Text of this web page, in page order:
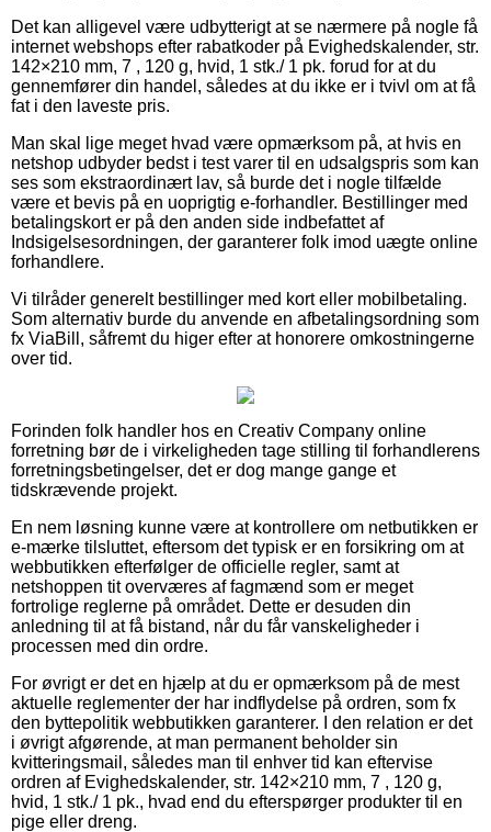
Det kan alligevel være udbytterigt at se nærmere på nogle få
internet webshops efter rabatkoder på Evighedskalender, str.
142×210 mm, 7 , 120 g, hvid, 1 stk./ 1 pk. forud for at du
gennemfører din handel, således at du ikke er i tvivl om at få
fat i den laveste pris.
Man skal lige meget hvad være opmærksom på, at hvis en
netshop udbyder bedst i test varer til en udsalgspris som kan
ses som ekstraordinært lav, så burde det i nogle tilfælde
være et bevis på en uoprigtig e-forhandler. Bestillinger med
betalingskort er på den anden side indbefattet af
Indsigelsesordningen, der garanterer folk imod uægte online
forhandlere.
Vi tilråder generelt bestillinger med kort eller mobilbetaling.
Som alternativ burde du anvende en afbetalingsordning som
fx ViaBill, såfremt du higer efter at honorere omkostningerne
over tid.
Forinden folk handler hos en Creativ Company online
forretning bør de i virkeligheden tage stilling til forhandlerens
forretningsbetingelser, det er dog mange gange et
tidskrævende projekt.
En nem løsning kunne være at kontrollere om netbutikken er
e-mærke tilsluttet, eftersom det typisk er en forsikring om at
webbutikken efterfølger de officielle regler, samt at
netshoppen tit overværes af fagmænd som er meget
fortrolige reglerne på området. Dette er desuden din
anledning til at få bistand, når du får vanskeligheder i
processen med din ordre.
For øvrigt er det en hjælp at du er opmærksom på de mest
aktuelle reglementer der har indflydelse på ordren, som fx
den byttepolitik webbutikken garanterer. I den relation er det
i øvrigt afgørende, at man permanent beholder sin
kvitteringsmail, således man til enhver tid kan eftervise
ordren af Evighedskalender, str. 142×210 mm, 7 , 120 g,
hvid, 1 stk./ 1 pk., hvad end du efterspørger produkter til en
pige eller dreng.